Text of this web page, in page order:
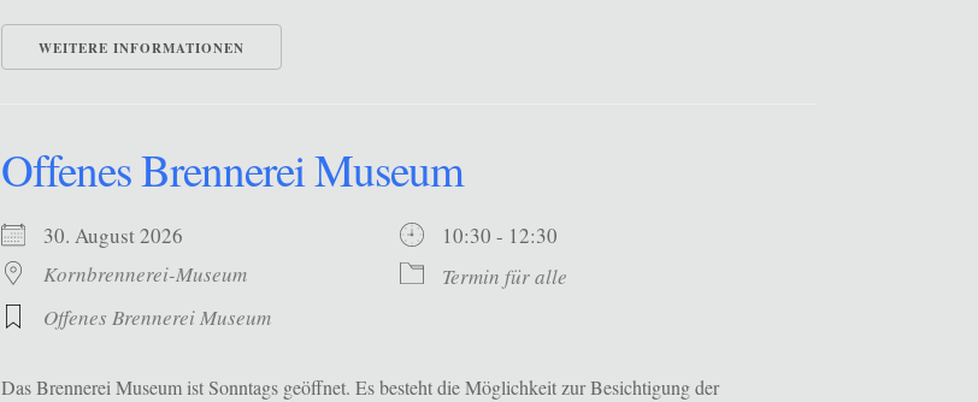
WEITERE INFORMATIONEN
Offenes Brennerei Museum
30. August 2026
10:30 - 12:30
Kornbrennerei-Museum
Termin für alle
Offenes Brennerei Museum
Das Brennerei Museum ist Sonntags geöffnet. Es besteht die Möglichkeit zur Besichtigung der